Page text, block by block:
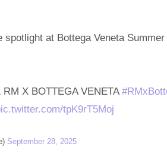
at Bottega Veneta Summer
X BOTTEGA VENETA
tpK9rT5Moj
September 28, 2025